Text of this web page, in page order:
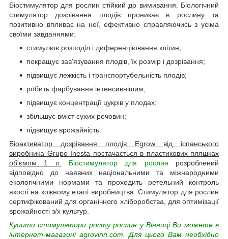
Біостимулятор для рослин стійкий до вимивання. Біологічний
стимулятор дозрівання плодів проникає в рослину та
позитивно впливає на неї, ефективно справляючись з усіма
своїми завданнями:
стимулює розподіл і диференціювання клітин;
покращує зав'язування плодів, їх розмір і дозрівання;
підвищує лежкість і транспортубельність плодів;
робить фарбування інтенсивнішим;
підвищує концентрації цукрів у плодах;
збільшує вміст сухих речовин;
підвищує врожайність.
Біоактиватор дозрівання плодів Egrow від іспанського
виробника Grupo Inesta постачається в пластикових пляшках
об'ємом 1 л.
Біостимулятор для рослин розроблений
відповідно до наявних національними та міжнародними
екологічними нормами та проходить ретельний контроль
якості на кожному етапі виробництва. Стимулятор для рослин
сертифікований для органічного хліборобства, для оптимізації
врожайності з/х культур.
Купити стимулятори росту рослин у Вінниці Ви можете в
інтернет-магазині agrovinn.com. Для цього Вам необхідно